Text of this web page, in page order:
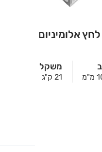
אלומיניום
משקל
21 ק"ג